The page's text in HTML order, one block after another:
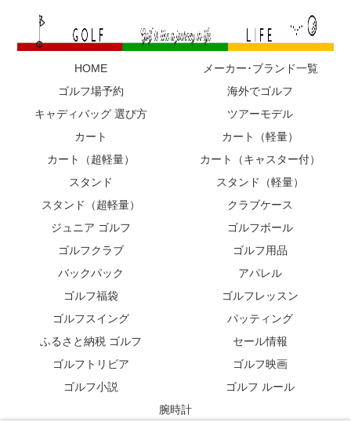
HOME
メーカー･ブランド一覧
ゴルフ場予約
海外でゴルフ
キャディバッグ 選び方
ツアーモデル
カート
カート（軽量）
カート（超軽量）
カート（キャスター付）
スタンド
スタンド（軽量）
スタンド（超軽量）
クラブケース
ジュニア ゴルフ
ゴルフボール
ゴルフクラブ
ゴルフ用品
バックパック
アパレル
ゴルフ福袋
ゴルフレッスン
ゴルフスイング
パッティング
ふるさと納税 ゴルフ
セール情報
ゴルフトリビア
ゴルフ映画
ゴルフ小説
ゴルフ ルール
腕時計